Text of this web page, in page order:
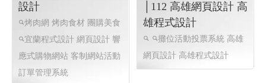
活動官網線上報名表╱
台北網頁設計 台北程
式設計 Y.114
線上報名
客制網頁程式
高雄網頁程式 線上報名程式
客戶.加盟.物料下單 管
理系統 ╱ 軟體設計 程
式設計 高雄網頁程式
設計 Y.113
加盟分店下單系統高雄